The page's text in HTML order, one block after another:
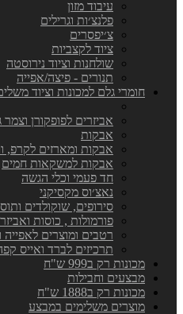
עיבוד מזון
פלנצ׳ות וגרילים
צ׳יפסרים
ציוד לקצביות
שולחנות וציוד נירוסטה
תנורים - פיצה/אפייה
חומרי גלם למכונות וציוד
אביזרים לפופקורן וצמר
אבקות
אבקות ומארזים לקרפ,
אבקות למשקאות חמים
חד פעמי וכלי הגשה
נאצ׳וס מקסיקני
סירופים, שוקולדים
פורמולות , כוסות
רטבים ומוצרים לאפייה
תרכיזים לברד ואייס
מכונות רק ב999 ש"ח
מבצעים וחבילות
מכונות רק ב1888 ש"ח
מוצרים משלימים במבצע